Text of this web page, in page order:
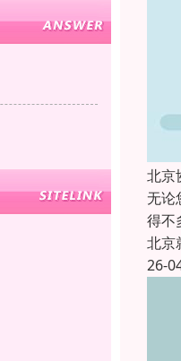
北京
无论
得不
北京
26-